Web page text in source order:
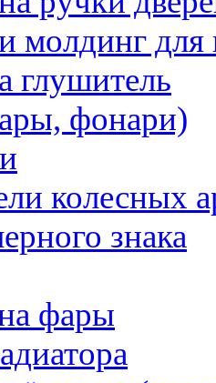
молдинг для
глушитель
фонари)
колесных
знака
фары